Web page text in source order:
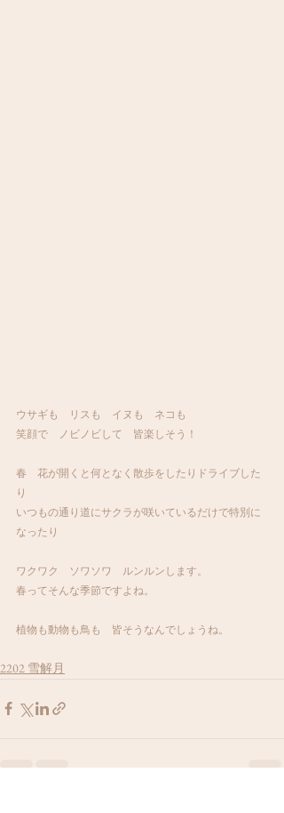
ウサギも　リスも　イヌも　ネコも
笑顔で　ノビノビして　皆楽しそう！
春　花が開くと何となく散歩をしたりドライブした
り
いつもの通り道にサクラが咲いているだけで特別に
なったり
ワクワク　ソワソワ　ルンルンします。
春ってそんな季節ですよね。
植物も動物も鳥も　皆そうなんでしょうね。
2202 雪解月